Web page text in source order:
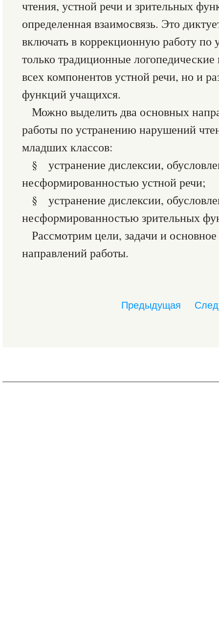
чтения, устной речи и зрительных
определенная взаимосвязь. Это
включать в коррекционную работу по
только традиционные
всех компонентов устной речи, но и
функций учащихся.
Можно выделить два основных
работы по устранению нарушений
младших классов:
§ устранение дислексии,
несформированностью устной речи;
§ устранение дислексии,
несформированностью зрительных
Рассмотрим цели, задачи и
направлений работы.
Предыдущая